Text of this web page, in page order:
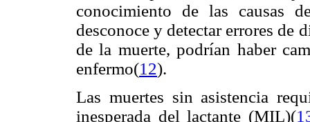
conocimiento de las causas
desconoce y detectar errores de
de la muerte, podrían haber
enfermo(12).
Las muertes sin asistencia
inesperada del lactante (MIL)(